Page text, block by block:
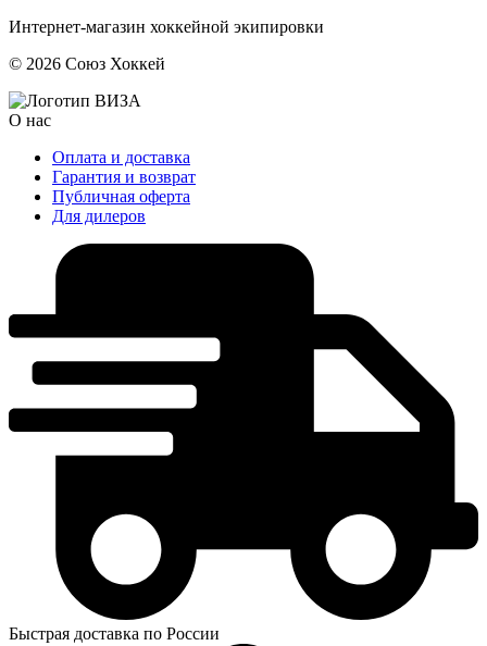
Интернет-магазин хоккейной экипировки
© 2026 Союз Хоккей
О нас
Оплата и доставка
Гарантия и возврат
Публичная оферта
Для дилеров
Быстрая доставка по России